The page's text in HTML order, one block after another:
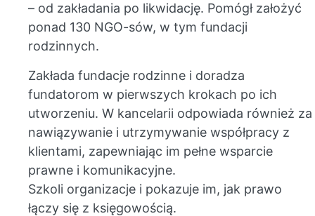
– od zakładania po likwidację. Pomógł założyć
ponad 130 NGO-sów, w tym fundacji
rodzinnych.
Zakłada fundacje rodzinne i doradza
fundatorom w pierwszych krokach po ich
utworzeniu. W kancelarii odpowiada również za
nawiązywanie i utrzymywanie współpracy z
klientami, zapewniając im pełne wsparcie
prawne i komunikacyjne.
Szkoli organizacje i pokazuje im, jak prawo
łączy się z księgowością.